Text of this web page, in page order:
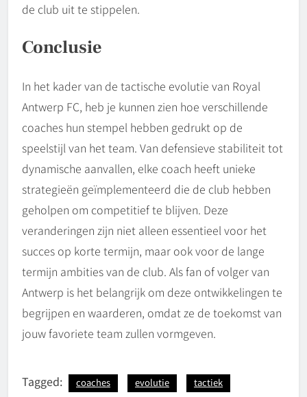
de club uit te stippelen.
Conclusie
In het kader van de tactische evolutie van Royal
Antwerp FC, heb je kunnen zien hoe verschillende
coaches hun stempel hebben gedrukt op de
speelstijl van het team. Van defensieve stabiliteit tot
dynamische aanvallen, elke coach heeft unieke
strategieën geïmplementeerd die de club hebben
geholpen om competitief te blijven. Deze
veranderingen zijn niet alleen essentieel voor het
succes op korte termijn, maar ook voor de lange
termijn ambities van de club. Als fan of volger van
Antwerp is het belangrijk om deze ontwikkelingen te
begrijpen en waarderen, omdat ze de toekomst van
jouw favoriete team zullen vormgeven.
Tagged: coaches evolutie tactiek